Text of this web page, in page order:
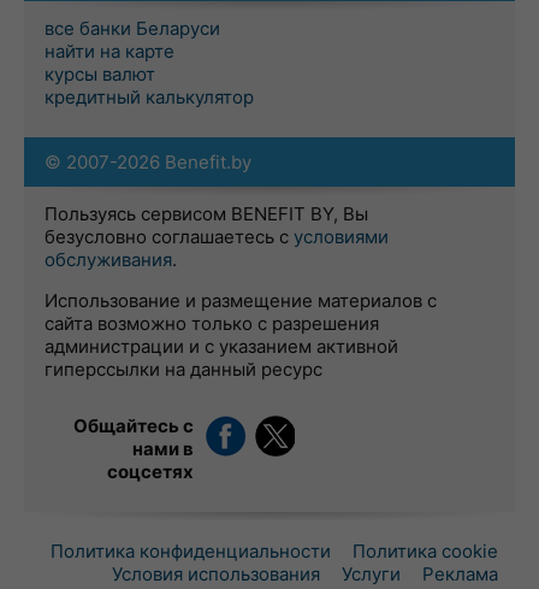
все банки Беларуси
найти на карте
курсы валют
кредитный калькулятор
© 2007-2026 Benefit.by
Пользуясь сервисом BENEFIT BY, Вы
безусловно соглашаетесь с условиями
обслуживания.
Использование и размещение материалов с
сайта возможно только с разрешения
администрации и с указанием активной
гиперссылки на данный ресурс
Общайтесь с
нами в
соцсетях
Политика конфиденциальности
Политика cookie
Условия использования
Услуги
Реклама